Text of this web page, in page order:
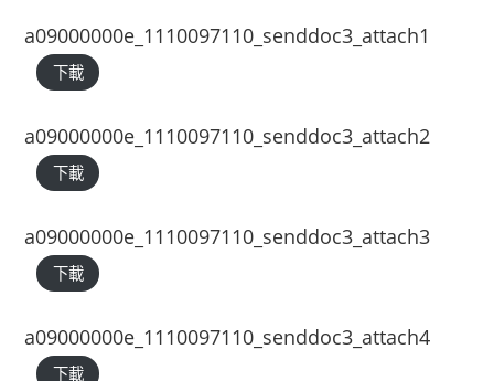
a09000000e_1110097110_senddoc3_attach1
下載
a09000000e_1110097110_senddoc3_attach2
下載
a09000000e_1110097110_senddoc3_attach3
下載
a09000000e_1110097110_senddoc3_attach4
下載